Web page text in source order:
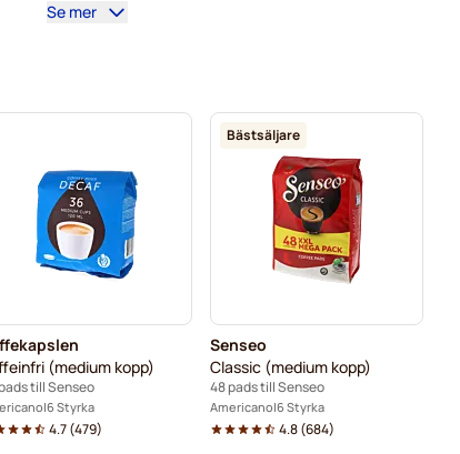
Café René-kaffepads för Senseo
Gimoka-pads för Senseo
Kaffekapslen till Senseo®
Se mer
(medium kopp)
till Senseo
6 Styrka
4.7(479)
Bästsäljare
Senseo
Classic (medium kopp)
48 pads till Senseo
Americano 6 Styrka
4.8(684)